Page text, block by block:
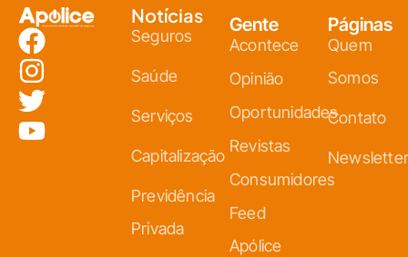
Notícias
Seguros
Saúde
Serviços
Capitalização
Previdência
Privada
Gente
Acontece
Opinião
Oportunidades
Revistas
Consumidores
Feed
Apólice
Páginas
Quem
Somos
Contato
Newsletter